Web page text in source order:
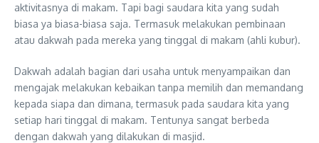
aktivitasnya di makam. Tapi bagi saudara kita yang sudah
biasa ya biasa-biasa saja. Termasuk melakukan pembinaan
atau dakwah pada mereka yang tinggal di makam (ahli kubur).
Dakwah adalah bagian dari usaha untuk menyampaikan dan
mengajak melakukan kebaikan tanpa memilih dan memandang
kepada siapa dan dimana, termasuk pada saudara kita yang
setiap hari tinggal di makam. Tentunya sangat berbeda
dengan dakwah yang dilakukan di masjid.